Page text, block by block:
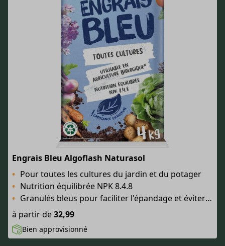
Engrais Bleu Algoflash Naturasol
Pour toutes les cultures du jardin et du potager
Nutrition équilibrée NPK 8.4.8
Granulés bleus pour faciliter l'épandage et éviter le surdosage
à partir de32,99
Bien approvisionné